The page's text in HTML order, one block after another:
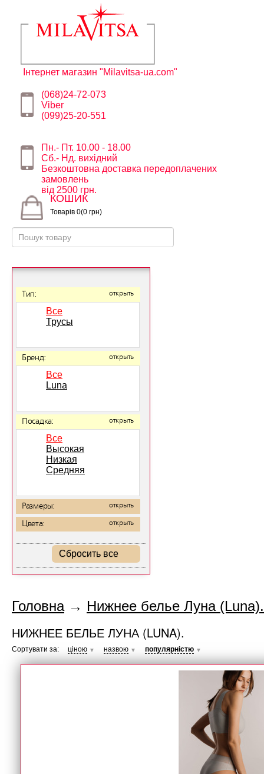
Інтернет магазин "Milavitsa-ua.com"
(068)24-72-073
Viber
(099)25-20-551
Пн.- Пт. 10.00 - 18.00
Сб.- Нд. вихідний
Безкоштовна доставка передоплачених
замовлень
від 2500 грн.
КОШИК
Товарів 0(0 грн)
Тип: открыть
Все
Трусы
Бренд: открыть
Все
Luna
Посадка: открыть
Все
Высокая
Низкая
Средняя
Размеры: открыть
Цвета: открыть
Сбросить все
Головна→ Нижнее белье Луна (Luna).
НИЖНЕЕ БЕЛЬЕ ЛУНА (LUNA).
Сортувати за: ціною ▼ назвою ▼ популярністю ▼